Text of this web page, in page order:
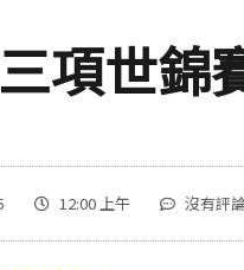
項世錦
12:00 上午 沒有評